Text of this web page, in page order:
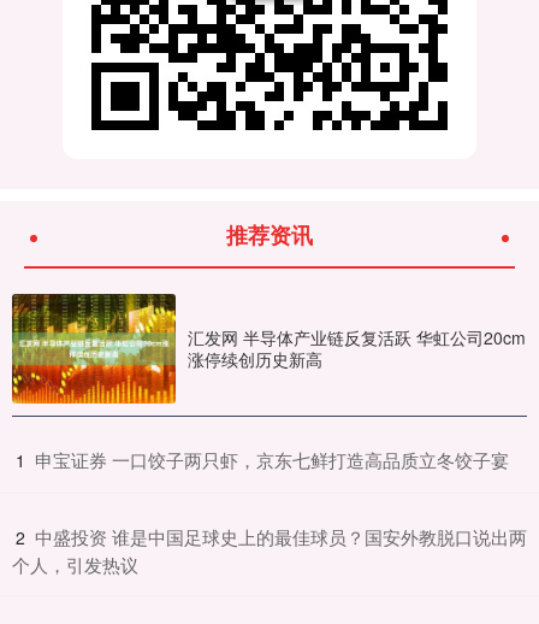
推荐资讯
汇发网 半导体产业链反复活跃 华虹公司20cm
涨停续创历史新高
1 ​申宝证券 一口饺子两只虾，京东七鲜打造高品质立冬饺子宴
2 ​中盛投资 谁是中国足球史上的最佳球员？国安外教脱口说出两
个人，引发热议